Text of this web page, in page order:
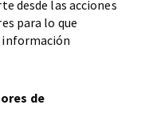
desde las acciones
para lo que
información
de